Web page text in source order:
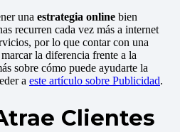
una estrategia online bien
recurren cada vez más a internet
por lo que contar con una
la diferencia frente a la
sobre cómo puede ayudarte la
a este artículo sobre Publicidad.
Clientes